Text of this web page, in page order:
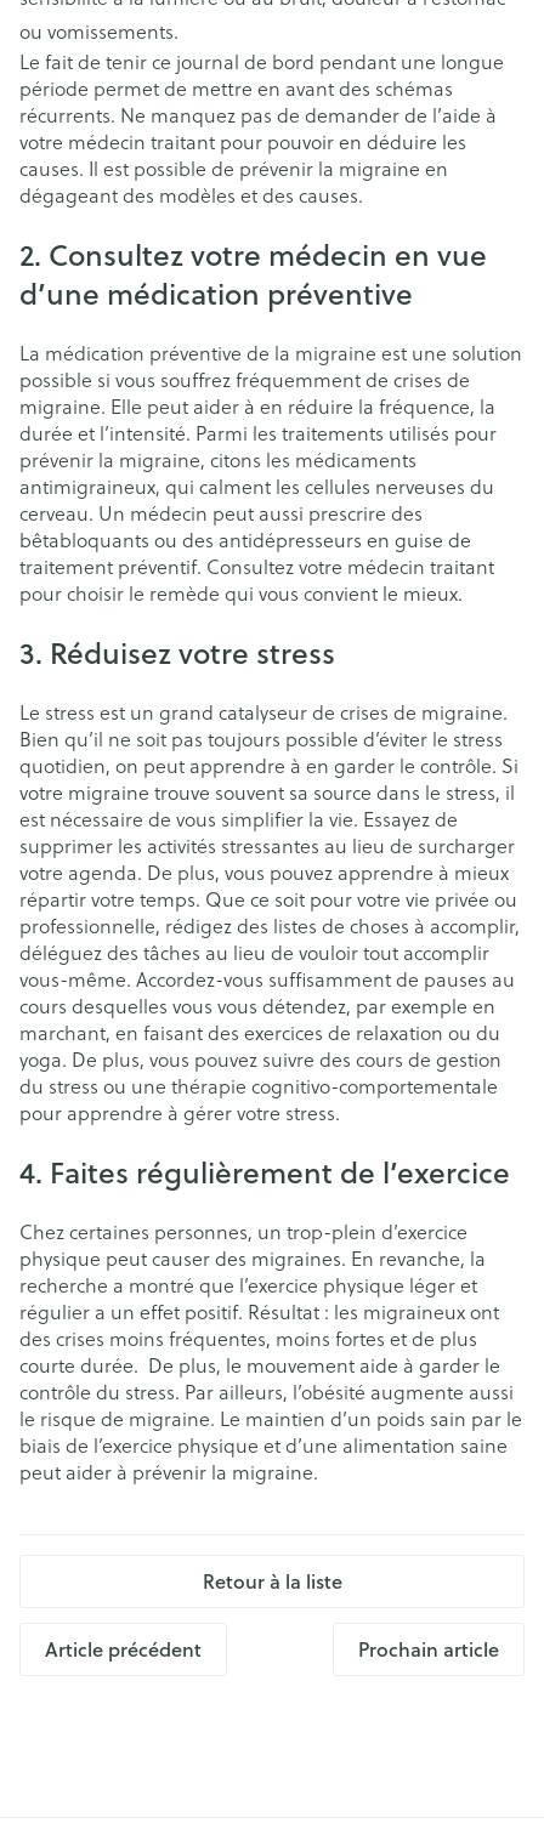
ou vomissements.
Le fait de tenir ce journal de bord pendant une longue
période permet de mettre en avant des schémas
récurrents. Ne manquez pas de demander de l’aide à
votre médecin traitant pour pouvoir en déduire les
causes. Il est possible de prévenir la migraine en
dégageant des modèles et des causes.
2. Consultez votre médecin en vue
d’une médication préventive
La médication préventive de la migraine est une solution
possible si vous souffrez fréquemment de crises de
migraine. Elle peut aider à en réduire la fréquence, la
durée et l’intensité. Parmi les traitements utilisés pour
prévenir la migraine, citons les médicaments
antimigraineux, qui calment les cellules nerveuses du
cerveau. Un médecin peut aussi prescrire des
bêtabloquants ou des antidépresseurs en guise de
traitement préventif. Consultez votre médecin traitant
pour choisir le remède qui vous convient le mieux.
3. Réduisez votre stress
Le stress est un grand catalyseur de crises de migraine.
Bien qu’il ne soit pas toujours possible d’éviter le stress
quotidien, on peut apprendre à en garder le contrôle. Si
votre migraine trouve souvent sa source dans le stress, il
est nécessaire de vous simplifier la vie. Essayez de
supprimer les activités stressantes au lieu de surcharger
votre agenda. De plus, vous pouvez apprendre à mieux
répartir votre temps. Que ce soit pour votre vie privée ou
professionnelle, rédigez des listes de choses à accomplir,
déléguez des tâches au lieu de vouloir tout accomplir
vous-même. Accordez-vous suffisamment de pauses au
cours desquelles vous vous détendez, par exemple en
marchant, en faisant des exercices de relaxation ou du
yoga. De plus, vous pouvez suivre des cours de gestion
du stress ou une thérapie cognitivo-comportementale
pour apprendre à gérer votre stress.
4. Faites régulièrement de l’exercice
Chez certaines personnes, un trop-plein d’exercice
physique peut causer des migraines. En revanche, la
recherche a montré que l’exercice physique léger et
régulier a un effet positif. Résultat : les migraineux ont
des crises moins fréquentes, moins fortes et de plus
courte durée. De plus, le mouvement aide à garder le
contrôle du stress. Par ailleurs, l’obésité augmente aussi
le risque de migraine. Le maintien d’un poids sain par le
biais de l’exercice physique et d’une alimentation saine
peut aider à prévenir la migraine.
Retour à la liste
Article précédent Prochain article